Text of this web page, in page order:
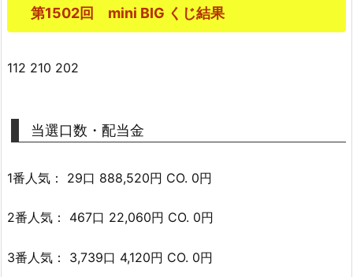
第1502回 mini BIG くじ結果
112 210 202
当選口数・配当金
1番人気： 29口 888,520円 CO. 0円
2番人気： 467口 22,060円 CO. 0円
3番人気： 3,739口 4,120円 CO. 0円